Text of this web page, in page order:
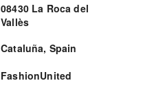
08430 La Roca del
Vallès
Cataluña, Spain
FashionUnited